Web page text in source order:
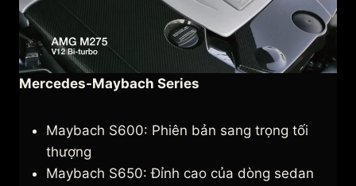
Mercedes-Maybach Series
Maybach S600: Phiên bản sang trọng tối
thượng
Maybach S650: Đỉnh cao của dòng sedan